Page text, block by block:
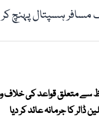
ہسپتال پہنچ کر
سے متعلق قواعد کی خلاف